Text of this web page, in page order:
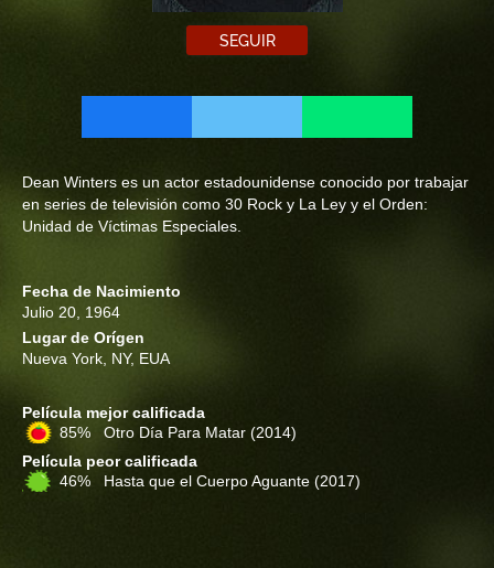
SEGUIR
Dean Winters es un actor estadounidense conocido por trabajar
en series de televisión como 30 Rock y La Ley y el Orden:
Unidad de Víctimas Especiales.
Fecha de Nacimiento
Julio 20, 1964
Lugar de Orígen
Nueva York, NY, EUA
Película mejor calificada
85% Otro Día Para Matar (2014)
Película peor calificada
46% Hasta que el Cuerpo Aguante (2017)